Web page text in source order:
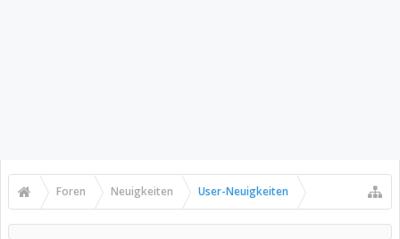
Foren Neuigkeiten User-Neuigkeiten